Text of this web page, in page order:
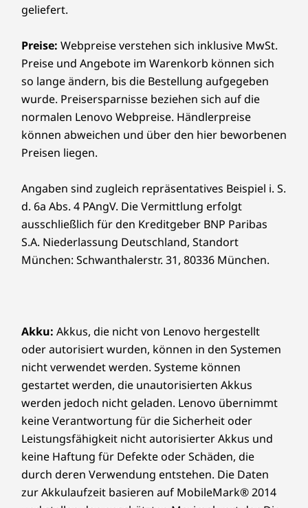
Konnektivitätsoption
en
Mit den vielseitigen Anschlussmöglichkeiten
des ThinkCentre M75t Gen 5 Towers bleiben
von USB-A- und USB-C®-Anschlüssen können
Sie Ihre Peripherie-Projektionsbildschirme
problemlos anschließen, Daten übertragen
und Ihren Arbeitsbereich optimieren.
Außerdem unterstützt er bis zu vier
unabhängige Monitore.
Abhängig von vielen Faktoren, wie der Rechenkapazität von Host und
Betriebsumgebungen, können sie variieren und geringer ausfallen, als erwartet.
WLAN
WiFi 6E* RZ616
WiFi 6E* RTL8852CE
WiFi 6 RTL8852BE
WiFi 6 MT7921LEN
Bluetooth ®5.3
DESIGN
Abmessungen (H x B x T)
34.6 cm x 14.5 cm x 29.5 cm / 13,62” x 5,7” x 11,65”
Farbe
Raven Black
NACHHALTIGKEIT
Material
Gehäuse:
85 % Post-Consumer Content (PCC) recycelte
Acrylnitril-Butadien-Styrol-Kunststoffe (ABS)
13-4 x USB-A (USB 5 Gbit/s)
14-Netzanschluss
15-Optional: Seriell
16-Optional: Erweiterungskartensteckplätze
17-Schlaufe für Gehäuseschloss
18-Kensington Security Slot™
Jetzt kaufen Jetzt
Sämtliches ansehen Desktops und All-in-One-PCs
geliefert.
Preise: Webpreise verstehen sich inklusive MwSt.
Preise und Angebote im Warenkorb können sich
so lange ändern, bis die Bestellung aufgegeben
wurde. Preisersparnisse beziehen sich auf die
normalen Lenovo Webpreise. Händlerpreise
können abweichen und über den hier beworbenen
Preisen liegen.
Angaben sind zugleich repräsentatives Beispiel i. S.
d. 6a Abs. 4 PAngV. Die Vermittlung erfolgt
ausschließlich für den Kreditgeber BNP Paribas
S.A. Niederlassung Deutschland, Standort
München: Schwanthalerstr. 31, 80336 München.
Akku: Akkus, die nicht von Lenovo hergestellt
oder autorisiert wurden, können in den Systemen
nicht verwendet werden. Systeme können
gestartet werden, die unautorisierten Akkus
werden jedoch nicht geladen. Lenovo übernimmt
keine Verantwortung für die Sicherheit oder
Leistungsfähigkeit nicht autorisierter Akkus und
keine Haftung für Defekte oder Schäden, die
durch deren Verwendung entstehen. Die Daten
zur Akkulaufzeit basieren auf MobileMark® 2014